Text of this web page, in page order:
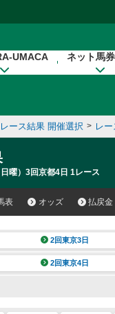
UMACA ネット馬
レース結果 開催選択 > レ
曜）3回京都4日 1レース
表 オッズ 払戻金
2回東京3日
2回東京4日